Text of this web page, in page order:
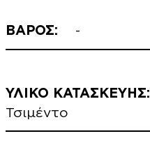
ΒΑΡΟΣ: -
ΥΛΙΚΟ ΚΑΤΑΣΚΕΥΗΣ:
Τσιμέντο